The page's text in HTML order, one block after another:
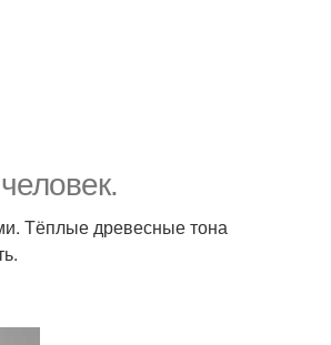
Тёплые древесные тона